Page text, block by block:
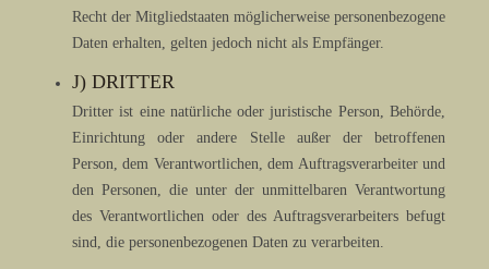
Recht der Mitgliedstaaten möglicherweise personenbezogene
Daten erhalten, gelten jedoch nicht als Empfänger.
J) DRITTER
Dritter ist eine natürliche oder juristische Person, Behörde,
Einrichtung oder andere Stelle außer der betroffenen
Person, dem Verantwortlichen, dem Auftragsverarbeiter und
den Personen, die unter der unmittelbaren Verantwortung
des Verantwortlichen oder des Auftragsverarbeiters befugt
sind, die personenbezogenen Daten zu verarbeiten.